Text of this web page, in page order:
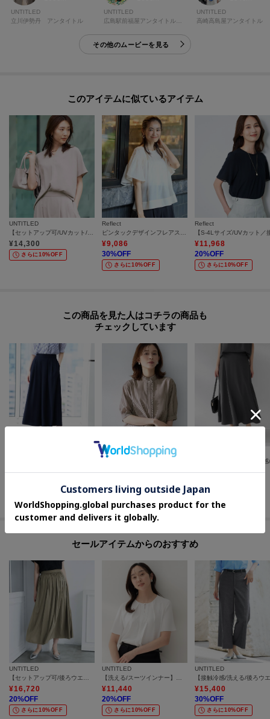
UNTITLED
立川伊勢丹 アンタイトル
UNTITLED
UNTITLED
高崎高島屋アンタイトル
その他のムービーを見る
このアイテムに似ているアイテム
UNTITLED
¥14,300
さらに10%OFF
Reflect
¥9,086
30%OFF
さらに10%OFF
Reflect
¥11,968
20%OFF
さらに10%OFF
この商品を見た人はコチラの商品も
チェックしています
¥18,700
UNTITLED
¥12,320
さらに10%OFF
¥14,960
さらに10%OFF
セールアイテムからのおすすめ
UNTITLED
【セットアップ可/後ろウエストゴム/光沢感】ローンフレアスカート
¥16,720
20%OFF
さらに10%OFF
UNTITLED
【洗える/スーツインナー】ジョーゼットミニマルブラウス
¥11,440
20%OFF
さらに10%OFF
UNTITLED
¥15,400
30%OFF
さらに10%OFF